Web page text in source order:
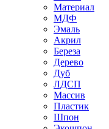
Материал
МДФ
Эмаль
Акрил
Береза
Дерево
Дуб
ЛДСП
Массив
Пластик
Шпон